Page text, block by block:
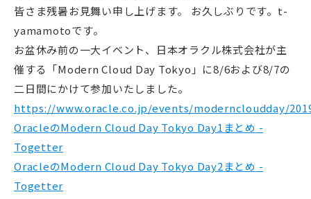
皆さま残暑お見舞い申し上げます。 お久しぶりです。t-
yamamotoです。
お盆休み前の一大イベント、日本オラクル株式会社が主
催する「Modern Cloud Day Tokyo」に8/6および8/7の
二日間にかけて参加いたしました。
https://www.oracle.co.jp/events/moderncloudday/
OracleのModern Cloud Day Tokyo Day1まとめ -
Togetter
OracleのModern Cloud Day Tokyo Day2まとめ -
Togetter